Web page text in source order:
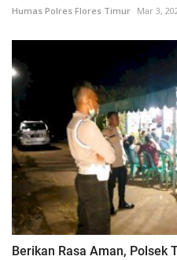
Humas Polres Flores Timur Mar 3,
Berikan Rasa Aman, Polsek